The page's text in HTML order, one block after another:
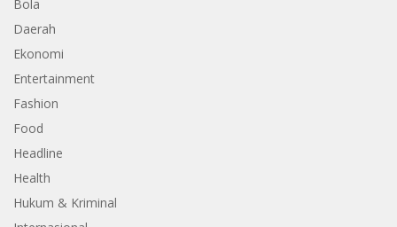
Bola
Daerah
Ekonomi
Entertainment
Fashion
Food
Headline
Health
Hukum & Kriminal